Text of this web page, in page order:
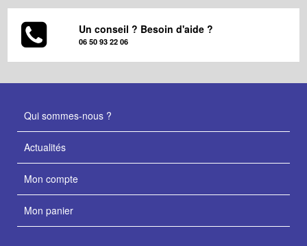
Un conseil ? Besoin d'aide ?
06 50 93 22 06
Qui sommes-nous ?
Actualités
Mon compte
Mon panier